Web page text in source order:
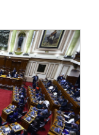
falta y mala
para
de
la audiencia
realizó un
por la mala
que reciben; junto